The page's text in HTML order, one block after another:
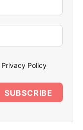
Privacy Policy
SUBSCRIBE